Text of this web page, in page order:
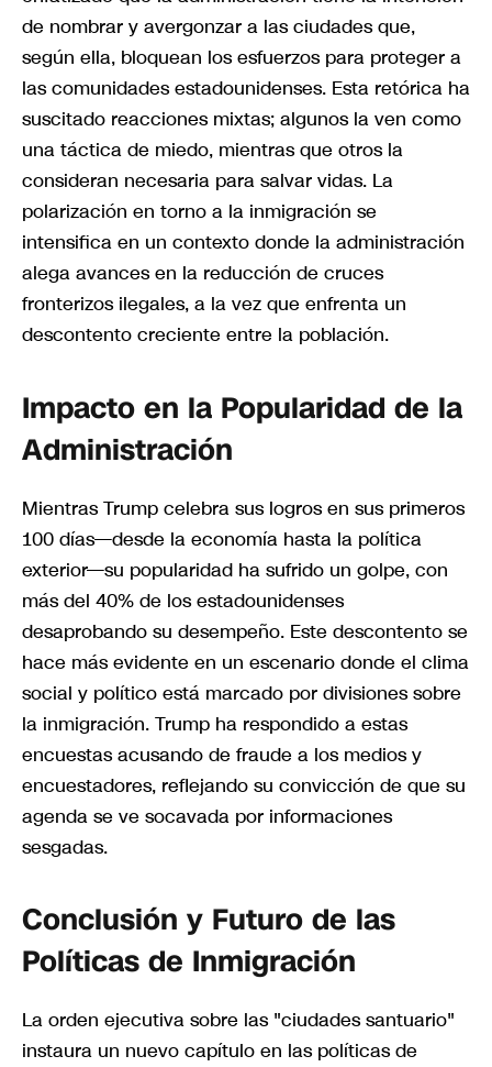
de nombrar y avergonzar a las ciudades que,
según ella, bloquean los esfuerzos para proteger a
las comunidades estadounidenses. Esta retórica ha
suscitado reacciones mixtas; algunos la ven como
una táctica de miedo, mientras que otros la
consideran necesaria para salvar vidas. La
polarización en torno a la inmigración se
intensifica en un contexto donde la administración
alega avances en la reducción de cruces
fronterizos ilegales, a la vez que enfrenta un
descontento creciente entre la población.
Impacto en la Popularidad de la
Administración
Mientras Trump celebra sus logros en sus primeros
100 días—desde la economía hasta la política
exterior—su popularidad ha sufrido un golpe, con
más del 40% de los estadounidenses
desaprobando su desempeño. Este descontento se
hace más evidente en un escenario donde el clima
social y político está marcado por divisiones sobre
la inmigración. Trump ha respondido a estas
encuestas acusando de fraude a los medios y
encuestadores, reflejando su convicción de que su
agenda se ve socavada por informaciones
sesgadas.
Conclusión y Futuro de las
Políticas de Inmigración
La orden ejecutiva sobre las "ciudades santuario"
instaura un nuevo capítulo en las políticas de